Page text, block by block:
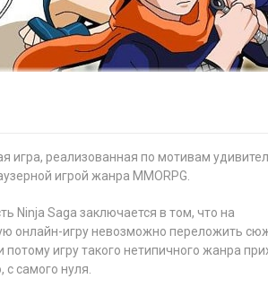
игра, реализованная по мотивам
игрой жанра MMORPG.
Ninja Saga заключается в том, что на
онлайн-игру невозможно переложить
потому игру такого нетипичного жанра
самого нуля.